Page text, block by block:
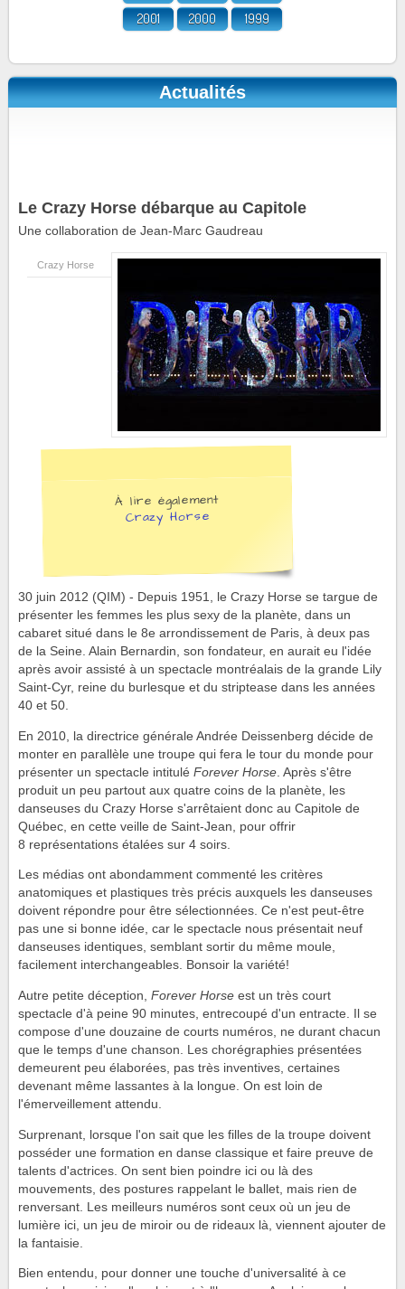
2001
2000 1999
Actualités
Le Crazy Horse débarque au Capitole
Une collaboration de Jean-Marc Gaudreau
Crazy Horse
À lire également
Crazy Horse
30 juin 2012 (QIM) - Depuis 1951, le Crazy Horse se targue de
présenter les femmes les plus sexy de la planète, dans un
cabaret situé dans le 8e arrondissement de Paris, à deux pas
de la Seine. Alain Bernardin, son fondateur, en aurait eu l'idée
après avoir assisté à un spectacle montréalais de la grande Lily
Saint-Cyr, reine du burlesque et du striptease dans les années
40 et 50.
En 2010, la directrice générale Andrée Deissenberg décide de
monter en parallèle une troupe qui fera le tour du monde pour
présenter un spectacle intitulé Forever Horse . Après s'être
produit un peu partout aux quatre coins de la planète, les
danseuses du Crazy Horse s'arrêtaient donc au Capitole de
Québec, en cette veille de Saint-Jean, pour offrir
8 représentations étalées sur 4 soirs.
Les médias ont abondamment commenté les critères
anatomiques et plastiques très précis auxquels les danseuses
doivent répondre pour être sélectionnées. Ce n'est peut-être
pas une si bonne idée, car le spectacle nous présentait neuf
danseuses identiques, semblant sortir du même moule,
facilement interchangeables. Bonsoir la variété!
Autre petite déception, Forever Horse est un très court
spectacle d'à peine 90 minutes, entrecoupé d'un entracte. Il se
compose d'une douzaine de courts numéros, ne durant chacun
que le temps d'une chanson. Les chorégraphies présentées
demeurent peu élaborées, pas très inventives, certaines
devenant même lassantes à la longue. On est loin de
l'émerveillement attendu.
Surprenant, lorsque l'on sait que les filles de la troupe doivent
posséder une formation en danse classique et faire preuve de
talents d'actrices. On sent bien poindre ici ou là des
mouvements, des postures rappelant le ballet, mais rien de
renversant. Les meilleurs numéros sont ceux où un jeu de
lumière ici, un jeu de miroir ou de rideaux là, viennent ajouter de
la fantaisie.
Bien entendu, pour donner une touche d'universalité à ce